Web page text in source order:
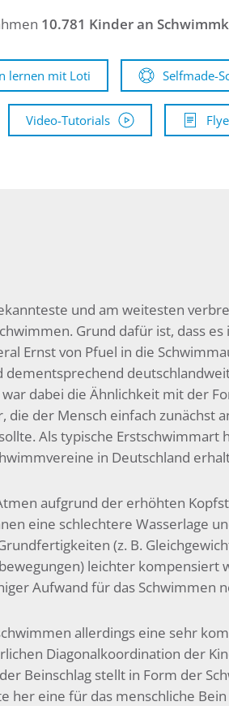
10.781 Kinder an
lernen mit Loti Selfmade-
Video-Tutorials
und am weitesten
Grund dafür ist, dass es
Ernst von Pfuel in die
dementsprechend
dabei die Ähnlichkeit mit der
die der Mensch einfach zunächst
Als typische Erstschwimmart
in Deutschland
aufgrund der erhöhten
eine schlechtere Wasserlage
(z. B.
leichter kompensiert
Aufwand für das Schwimmen
allerdings eine sehr
Diagonalkoordination der
Beinschlag stellt in Form der
her eine für das menschliche